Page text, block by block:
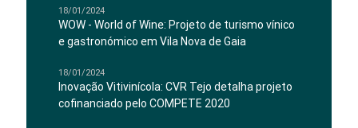
18/01/2024
WOW - World of Wine: Projeto de turismo vínico
e gastronómico em Vila Nova de Gaia
18/01/2024
Inovação Vitivinícola: CVR Tejo detalha projeto
cofinanciado pelo COMPETE 2020